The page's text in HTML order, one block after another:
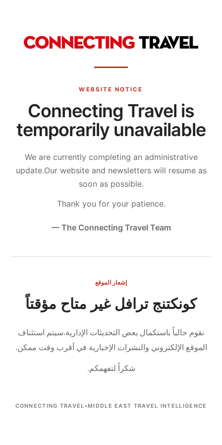
WEBSITE NOTICE
Connecting Travel is
temporarily unavailable
We are currently completing an administrative
update.Our website and newsletters will resume as
soon as possible.
Thank you for your patience.
— The Connecting Travel Team
إشعار الموقع
كونكتنج ترافل غير متاح مؤقتاً
نقوم حالياً باستكمال بعض التحديثات الإدارية.سيتم استئناف
الموقع الإلكتروني والنشرات الإخبارية في أقرب وقت ممكن.
شكراً لتفهمكم.
CONNECTING TRAVEL •MIDDLE EAST TRAVEL INTELLIGENCE